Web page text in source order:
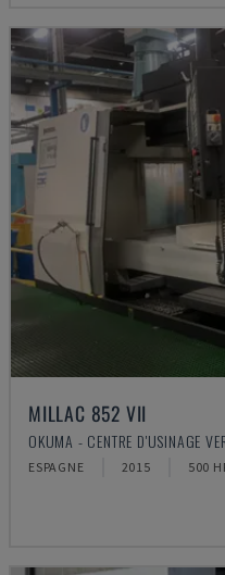
MILLAC 852 VII
OKUMA - CENTRE D'USINAGE
ESPAGNE 2015 500